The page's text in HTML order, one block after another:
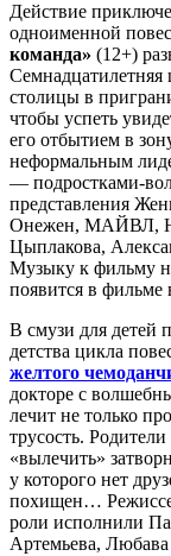
Действие
одноименной
команда» (12+)
Семнадцатилетняя
столицы в
чтобы успеть
его отбытием в
неформальным
— подростками-
представления
Онежен, МАЙВЛ,
Цыплакова,
Музыку к фильму
появится в
В смузи для детей
детства цикла
желтого
докторе с
лечит не только
трусость.
«вылечить»
у которого нет
похищен…
роли исполнили
Артемьева,